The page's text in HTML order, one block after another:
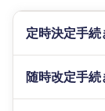
定時決定手続
随時改定手続